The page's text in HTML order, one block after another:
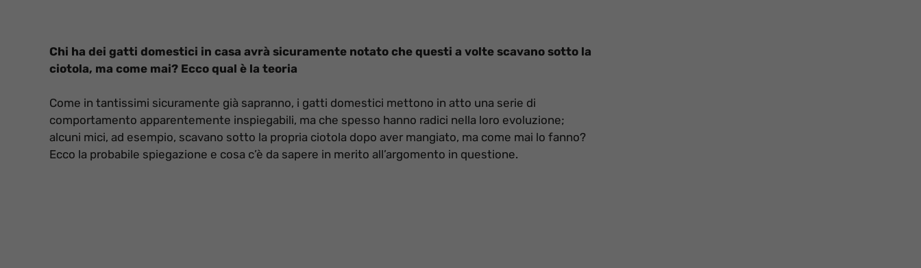
Chi ha dei gatti domestici in casa avrà sicuramente notato che questi a volte scavano sotto la
ciotola, ma come mai? Ecco qual è la teoria
Come in tantissimi sicuramente già sapranno, i gatti domestici mettono in atto una serie di
comportamento apparentemente inspiegabili, ma che spesso hanno radici nella loro evoluzione;
alcuni mici, ad esempio, scavano sotto la propria ciotola dopo aver mangiato, ma come mai lo fanno?
Ecco la probabile spiegazione e cosa c’è da sapere in merito all’argomento in questione.